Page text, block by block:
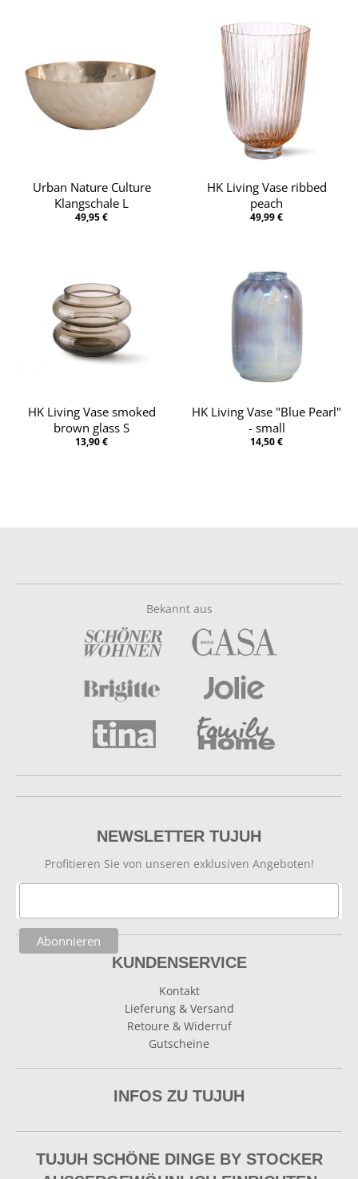
Urban Nature Culture
Klangschale L
49,95 €
HK Living Vase ribbed
peach
49,99 €
HK Living Vase smoked
brown glass S
13,90 €
HK Living Vase "Blue Pearl"
- small
14,50 €
Bekannt aus
NEWSLETTER TUJUH
Profitieren Sie von unseren exklusiven Angeboten!
KUNDENSERVICE
Kontakt
Lieferung & Versand
Retoure & Widerruf
Gutscheine
INFOS ZU TUJUH
TUJUH SCHÖNE DINGE BY STOCKER